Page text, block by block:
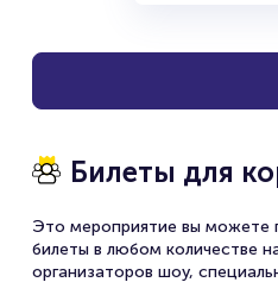
Билеты для
Это мероприятие вы можете
билеты в любом количестве
организаторов шоу,